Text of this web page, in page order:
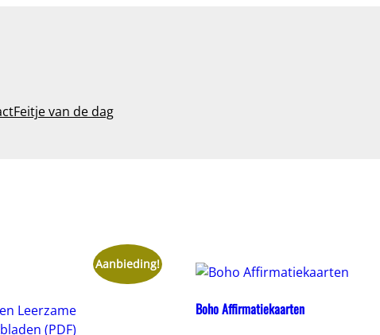
Feitje van de dag
Aanbieding!
Boho Affirmatiekaarten